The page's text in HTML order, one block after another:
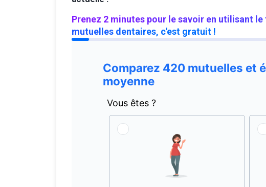
Prenez 2 minutes pour le savoir en utilisant
mutuelles dentaires, c'est gratuit !